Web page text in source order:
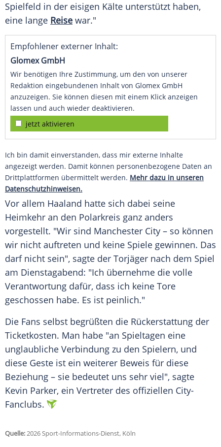
Spielfeld in der eisigen Kälte unterstützt haben,
eine lange Reise war."
Empfohlener externer Inhalt:
Glomex GmbH
Wir benötigen Ihre Zustimmung, um den von unserer
Redaktion eingebundenen Inhalt von Glomex GmbH
anzuzeigen. Sie können diesen mit einem Klick anzeigen
lassen und auch wieder deaktivieren.
jetzt aktivieren
Ich bin damit einverstanden, dass mir externe Inhalte
angezeigt werden. Damit können personenbezogene Daten an
Drittplattformen übermittelt werden. Mehr dazu in unseren
Datenschutzhinweisen.
Vor allem Haaland hatte sich dabei seine
Heimkehr an den Polarkreis ganz anders
vorgestellt. "Wir sind Manchester City – so können
wir nicht auftreten und keine Spiele gewinnen. Das
darf nicht sein", sagte der Torjäger nach dem Spiel
am Dienstagabend: "Ich übernehme die volle
Verantwortung dafür, dass ich keine Tore
geschossen habe. Es ist peinlich."
Die Fans selbst begrüßten die Rückerstattung der
Ticketkosten. Man habe "an Spieltagen eine
unglaubliche Verbindung zu den Spielern, und
diese Geste ist ein weiterer Beweis für diese
Beziehung – sie bedeutet uns sehr viel", sagte
Kevin Parker, ein Vertreter des offiziellen City-
Fanclubs.
Quelle:2026 Sport-Informations-Dienst, Köln